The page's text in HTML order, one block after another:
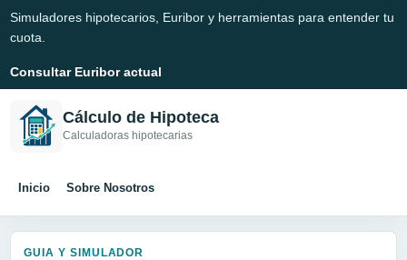
Simuladores hipotecarios, Euribor y herramientas para entender tu
cuota.
Consultar Euribor actual
Cálculo de Hipoteca
Calculadoras hipotecarias
Inicio Sobre Nosotros
GUIA Y SIMULADOR